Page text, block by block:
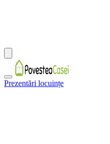
Prezentări locuințe